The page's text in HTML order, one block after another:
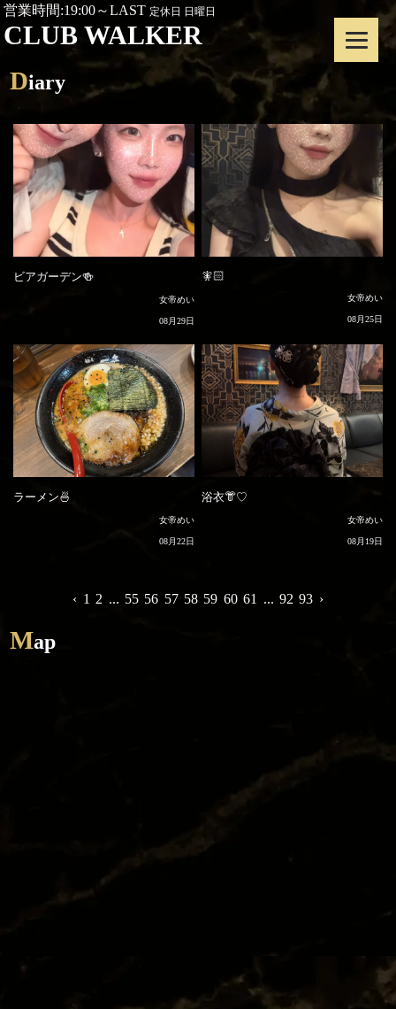
営業時間:19:00～LAST 定休日 日曜日
CLUB WALKER
Diary
ビアガーデン🍻
女帝めい
08月29日
🧚🏻
女帝めい
08月25日
ラーメン🍜
女帝めい
08月22日
浴衣👘♡
女帝めい
08月19日
‹ 1 2 ... 55 56 57 58 59 60 61 ... 92 93 ›
Map